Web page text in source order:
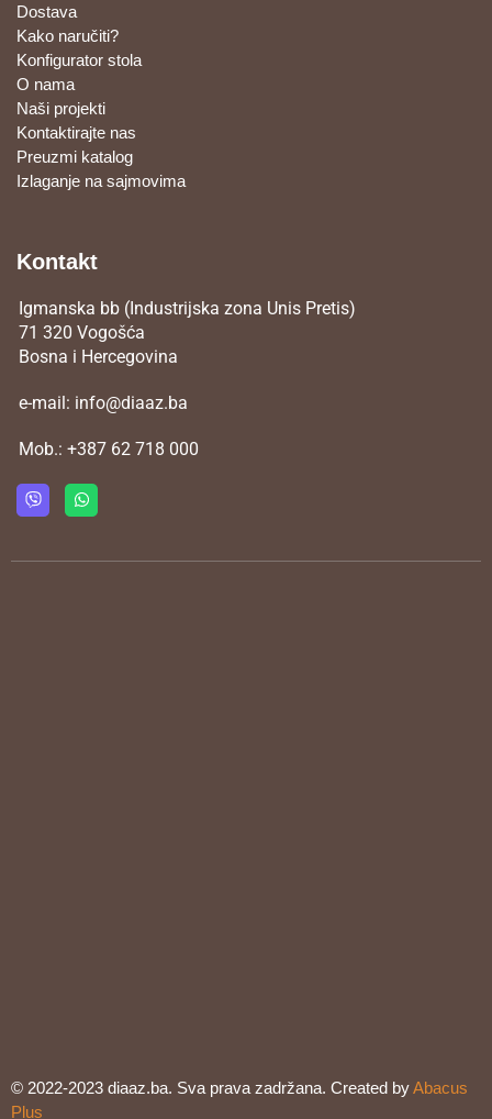
Dostava
Kako naručiti?
Konfigurator stola
O nama
Naši projekti
Kontaktirajte nas
Preuzmi katalog
Izlaganje na sajmovima
Kontakt
Igmanska bb (Industrijska zona Unis Pretis)
71 320 Vogošća
Bosna i Hercegovina
e-mail: info@diaaz.ba
Mob.: +387 62 718 000
© 2022-2023 diaaz.ba. Sva prava zadržana. Created byAbacus
Plus